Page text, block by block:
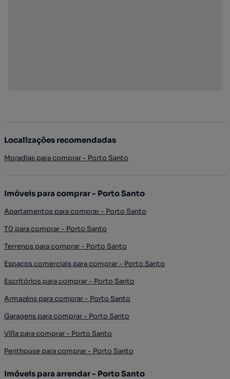
Localizações recomendadas
Moradias para comprar - Porto Santo
Imóveis para comprar - Porto Santo
Apartamentos para comprar - Porto Santo
T0 para comprar - Porto Santo
Terrenos para comprar - Porto Santo
Espaços comerciais para comprar - Porto Santo
Escritórios para comprar - Porto Santo
Armazéns para comprar - Porto Santo
Garagens para comprar - Porto Santo
Villa para comprar - Porto Santo
Penthouse para comprar - Porto Santo
Imóveis para arrendar - Porto Santo